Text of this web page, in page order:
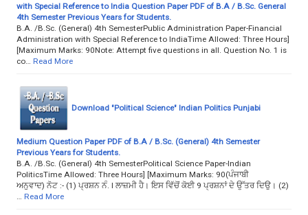
with Special Reference to India Question Paper PDF of B.A / B.Sc. General
4th Semester Previous Years for Students.
B.A. /B.Sc. (General) 4th SemesterPublic Administration Paper-Financial
Administration with Special Reference to IndiaTime Allowed: Three Hours]
[Maximum Marks: 90Note: Attempt five questions in all. Question No. 1 is
co…
Read More
Download "Political Science" Indian Politics Punjabi
Medium Question Paper PDF of B.A / B.Sc. (General) 4th Semester
Previous Years for Students.
B.A. /B.Sc. (General) 4th SemesterPolitical Science Paper-Indian
PoliticsTime Allowed: Three Hours] [Maximum Marks: 90(ਪੰਜਾਬੀ
ਅਨੁਵਾਦ) ਨੋਟ :- (1) ਪ੍ਰਸ਼ਨ ਨੰ. I ਲਾਜ਼ਮੀ ਹੈ। ਇਸ ਵਿੱਚੋਂ ਕੋਈ 9 ਪ੍ਰਸ਼ਨਾਂ ਦੇ ਉੱਤਰ ਦਿਉ। (2)
Read More